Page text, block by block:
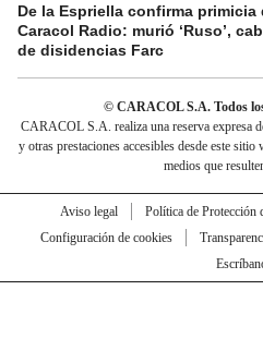
De la Espriella confirma primicia
Caracol Radio: murió ‘Ruso’,
de disidencias Farc
© CARACOL S.A. Todos
CARACOL S.A. realiza una reserva expresa
y otras prestaciones accesibles desde este
medios que
Aviso legal Política de Protección
Configuración de cookies